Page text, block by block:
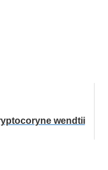
wendtii